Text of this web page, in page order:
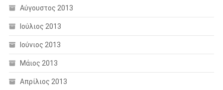
Αύγουστος 2013
Ιούλιος 2013
Ιούνιος 2013
Μάιος 2013
Απρίλιος 2013